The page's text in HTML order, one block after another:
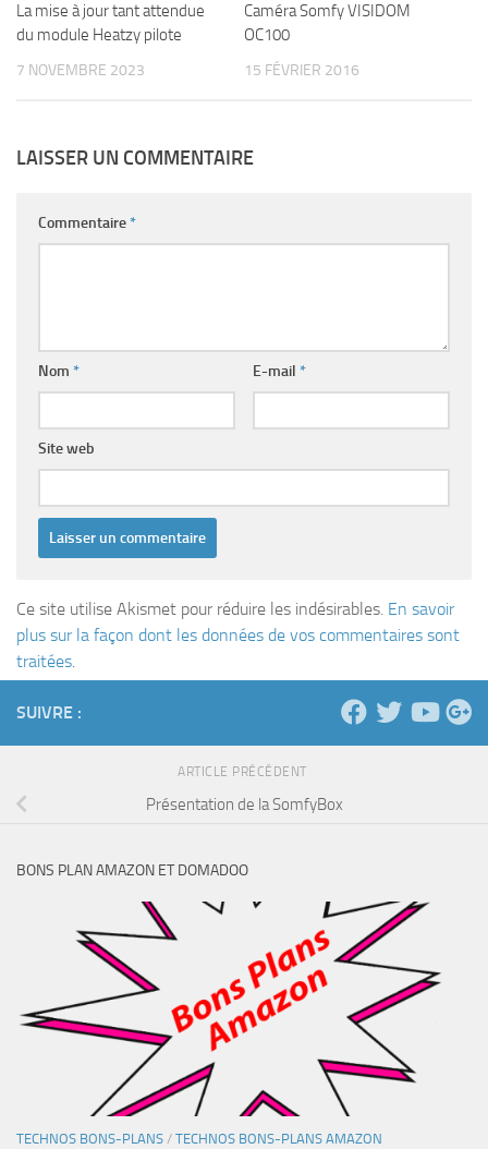
La mise à jour tant attendue
du module Heatzy pilote
7 NOVEMBRE 2023
Caméra Somfy VISIDOM
OC100
15 FÉVRIER 2016
LAISSER UN COMMENTAIRE
Commentaire*
Nom * E-mail *
Site web
Ce site utilise Akismet pour réduire les indésirables. En savoir
plus sur la façon dont les données de vos commentaires sont
traitées.
SUIVRE :
ARTICLE PRÉCÉDENT
Présentation de la SomfyBox
BONS PLAN AMAZON ET DOMADOO
TECHNOS BONS-PLANS / TECHNOS BONS-PLANS AMAZON